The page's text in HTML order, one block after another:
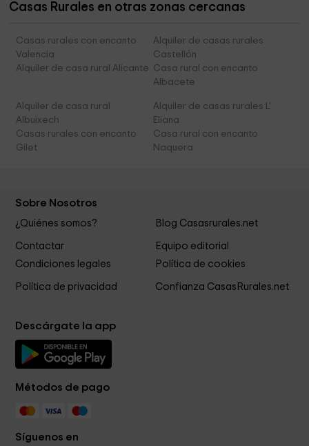
Casas Rurales en otras zonas cercanas
Casas rurales con encanto
Valencia
Alquiler de casas rurales
Castellón
Alquiler de casa rural Alicante Casa rural con encanto
Albacete
Alquiler de casa rural
Albuixech
Alquiler de casas rurales L'
Eliana
Casas rurales con encanto
Gilet
Casa rural con encanto
Naquera
Sobre Nosotros
¿Quiénes somos? Blog Casasrurales.net
Contactar
Equipo editorial
Condiciones legales
Política de cookies
Política de privacidad Confianza CasasRurales.net
Descárgate la app
Métodos de pago
Síguenos en